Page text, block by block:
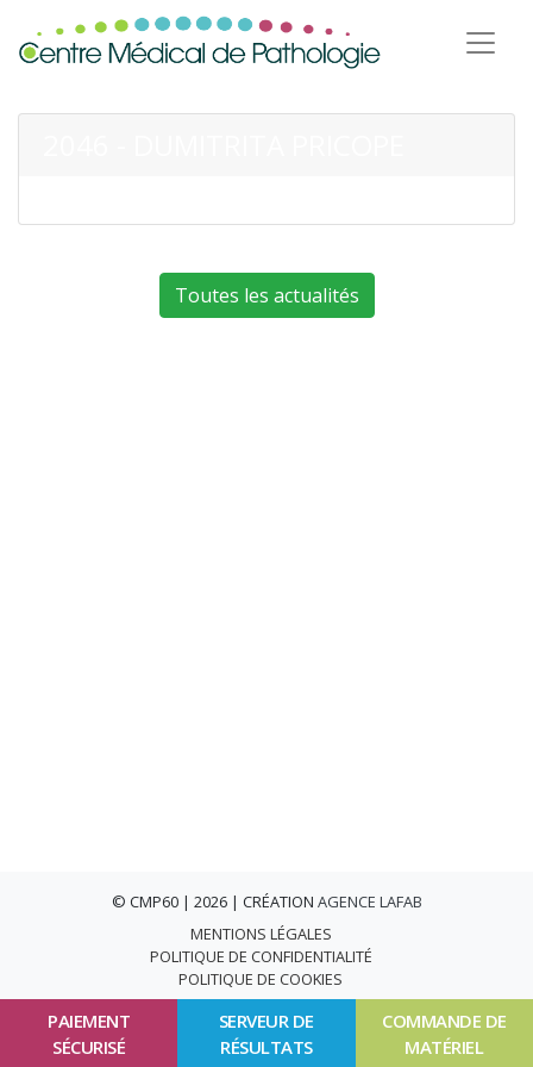
PAIEMENT
SÉCURISÉ
SERVEUR DE
RÉSULTATS
COMMANDE DE
MATÉRIEL
Toutes les actualités
© CMP60 | 2026 | CRÉATION AGENCE LAFAB
MENTIONS LÉGALES
POLITIQUE DE CONFIDENTIALITÉ
POLITIQUE DE COOKIES